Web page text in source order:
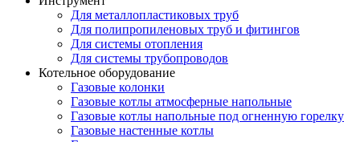
Для металлопластиковых труб
Для полипропиленовых труб и фитингов
Для системы отопления
Для системы трубопроводов
Котельное оборудование
Газовые колонки
Газовые котлы атмосферные напольные
Газовые котлы напольные под огненную горелку
Газовые настенные котлы